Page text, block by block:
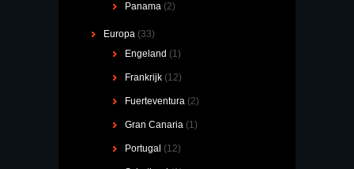
Panama (2)
Europa (33)
Engeland (1)
Frankrijk (12)
Fuerteventura (2)
Gran Canaria (1)
Portugal (12)